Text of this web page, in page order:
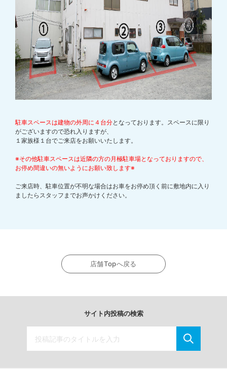
駐車スペースは建物の外周に４台分となっております。スペースに限り
がございますので恐れ入りますが、
１家族様１台でご来店をお願いいたします。
※その他駐車スペースは近隣の方の月極駐車場となっておりますので、
お停め間違いの無いようにお願い致します※
ご来店時、駐車位置が不明な場合はお車をお停め頂く前に敷地内に入り
ましたらスタッフまでお声かけください。
店舗Topへ戻る
サイト内投稿の検索